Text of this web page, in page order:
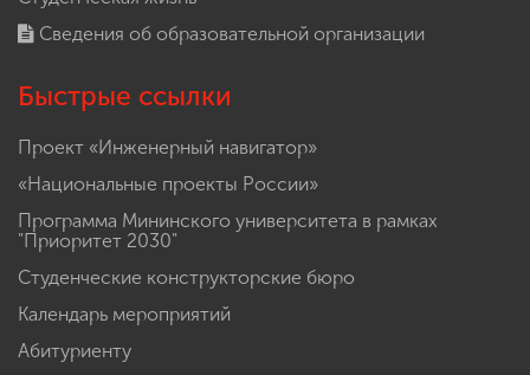
Сведения об образовательной организации
Быстрые ссылки
Проект «Инженерный навигатор»
«Национальные проекты России»
Программа Мининского университета в рамках
"Приоритет 2030"
Студенческие конструкторские бюро
Календарь мероприятий
Абитуриенту